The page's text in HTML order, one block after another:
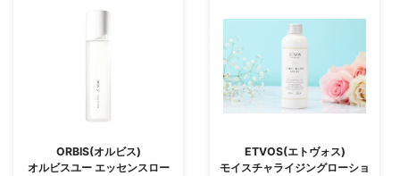
ORBIS(オルビス)
オルビスユー エッセンスロー
ETVOS(エトヴォス)
モイスチャライジングローショ